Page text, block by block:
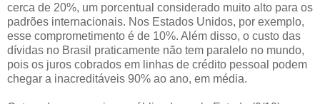
cerca de 20%, um porcentual considerado muito alto para os
padrões internacionais. Nos Estados Unidos, por exemplo,
esse comprometimento é de 10%. Além disso, o custo das
dívidas no Brasil praticamente não tem paralelo no mundo,
pois os juros cobrados em linhas de crédito pessoal podem
chegar a inacreditáveis 90% ao ano, em média.